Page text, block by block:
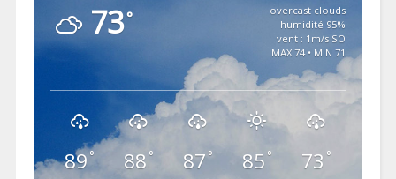
73°
overcast clouds
95% humidité
vent : 1m/s SO
MAX 74 • MIN 71
89° 88 ° 87° 85 ° 73 °